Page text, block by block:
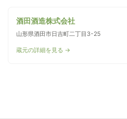
酒田酒造株式会社
山形県酒田市日吉町二丁目3-25
蔵元の詳細を見る →